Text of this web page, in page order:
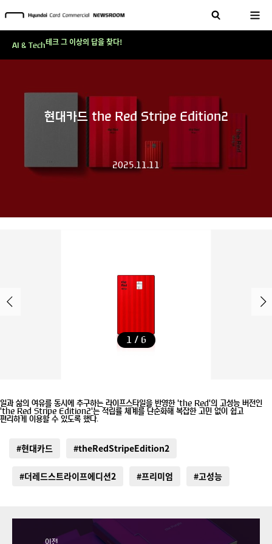
현대카드 the Red Stripe Edition2
2025.11.11
1 / 6
일과 삶의 여유를 동시에 추구하는 라이프스타일을 반영한 'the Red'의 고성능 버전인
'the Red Stripe Edition2'는 적립률 체계를 단순화해 복잡한 고민 없이 쉽고
편리하게 이용할 수 있도록 했다.
#현대카드 #theRedStripeEdition2
#더레드스트라이프에디션2 #프리미엄 #고성능
이전
AI & Tech테크 그 이상의 답을 찾다!
현대카드, 스테이블코인 국제송금 실제 도입 가능한 수준 준비 마쳐
테크 그 이상의 답을 찾다!